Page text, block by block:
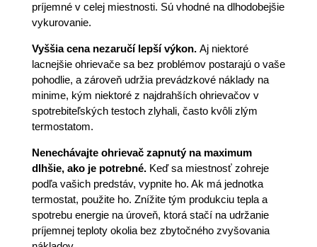
príjemné v celej miestnosti. Sú vhodné na dlhodobejšie
vykurovanie.
Vyššia cena nezaručí lepší výkon.Aj niektoré
lacnejšie ohrievače sa bez problémov postarajú o vaše
pohodlie, a zároveň udržia prevádzkové náklady na
minime, kým niektoré z najdrahších ohrievačov v
spotrebiteľských testoch zlyhali, často kvôli zlým
termostatom.
Nenechávajte ohrievač zapnutý na maximum
dlhšie, ako je potrebné.Keď sa miestnosť zohreje
podľa vašich predstáv, vypnite ho. Ak má jednotka
termostat, použite ho. Znížite tým produkciu tepla a
spotrebu energie na úroveň, ktorá stačí na udržanie
príjemnej teploty okolia bez zbytočného zvyšovania